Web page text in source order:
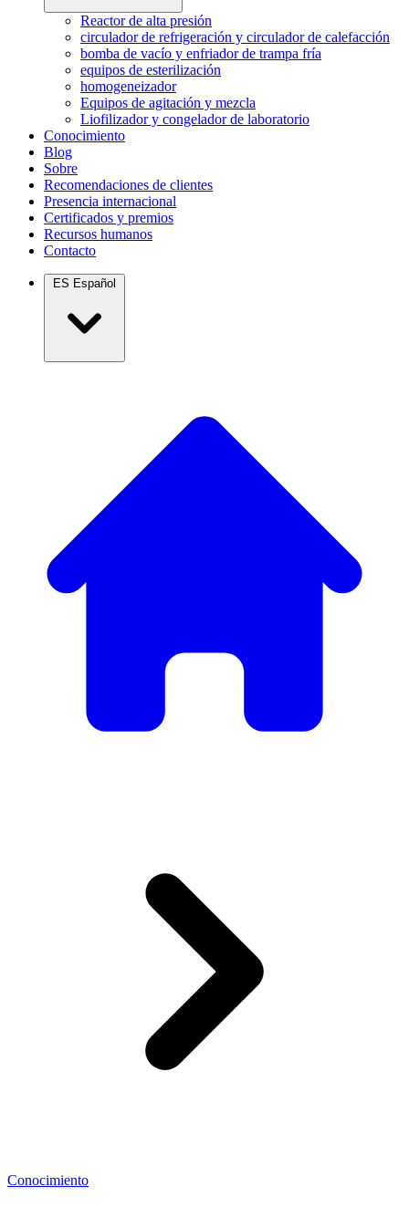
Reactor de alta presión
circulador de refrigeración y circulador de calefacción
bomba de vacío y enfriador de trampa fría
equipos de esterilización
homogeneizador
Equipos de agitación y mezcla
Liofilizador y congelador de laboratorio
Conocimiento
Blog
Sobre
Recomendaciones de clientes
Presencia internacional
Certificados y premios
Recursos humanos
Contacto
ES Español
Conocimiento